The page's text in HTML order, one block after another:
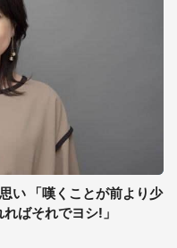
い 「嘆くことが前より少
ばそれでヨシ!」